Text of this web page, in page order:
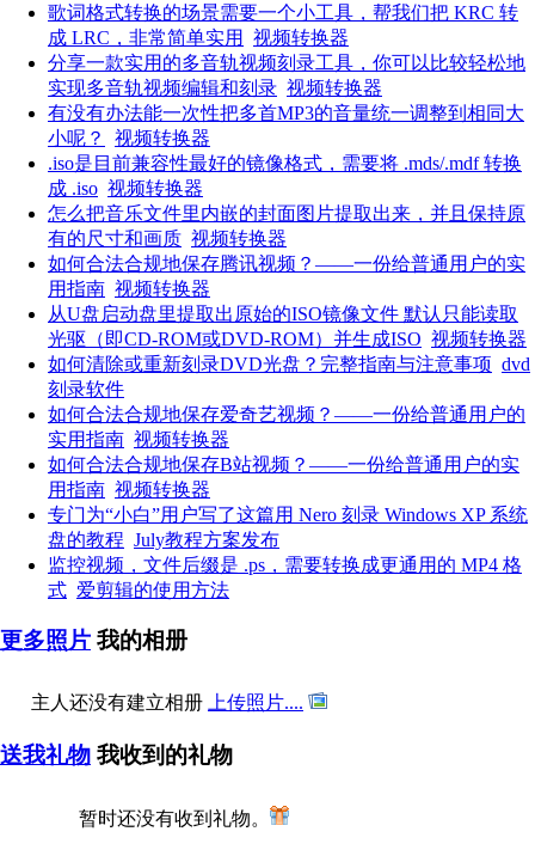
歌词格式转换的场景需要一个小工具，帮我们把 KRC 转
成 LRC，非常简单实用
视频转换器
分享一款实用的多音轨视频刻录工具，你可以比较轻松地
实现多音轨视频编辑和刻录 视频转换器
有没有办法能一次性把多首MP3的音量统一调整到相同大
小呢？
视频转换器
.iso是目前兼容性最好的镜像格式，需要将 .mds/.mdf 转换
成 .iso 视频转换器
怎么把音乐文件里内嵌的封面图片提取出来，并且保持原
有的尺寸和画质 视频转换器
如何合法合规地保存腾讯视频？——一份给普通用户的实
用指南 视频转换器
从U盘启动盘里提取出原始的ISO镜像文件 默认只能读取
光驱（即CD-ROM或DVD-ROM）并生成ISO 视频转换器
如何清除或重新刻录DVD光盘？完整指南与注意事项 dvd
刻录软件
如何合法合规地保存爱奇艺视频？——一份给普通用户的
实用指南 视频转换器
如何合法合规地保存B站视频？——一份给普通用户的实
用指南 视频转换器
专门为“小白”用户写了这篇用 Nero 刻录 Windows XP 系统
盘的教程 July教程方案发布
监控视频，文件后缀是 .ps，需要转换成更通用的 MP4 格
式 爱剪辑的使用方法
更多照片 我的相册
主人还没有建立相册 上传照片....
送我礼物 我收到的礼物
暂时还没有收到礼物。